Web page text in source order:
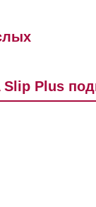
Plus